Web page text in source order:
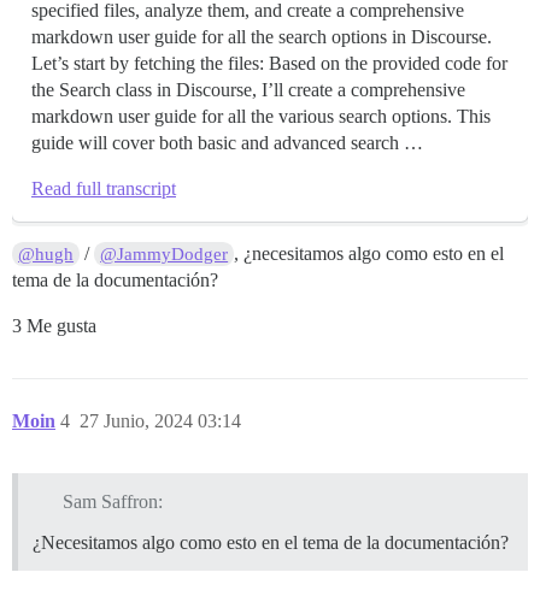
specified files, analyze them, and create a comprehensive
markdown user guide for all the search options in Discourse.
Let’s start by fetching the files: Based on the provided code for
the Search class in Discourse, I’ll create a comprehensive
markdown user guide for all the various search options. This
guide will cover both basic and advanced search …
Read full transcript
@hugh / @JammyDodger , ¿necesitamos algo como esto en el
tema de la documentación?
3 Me gusta
Moin 27 Junio, 2024 03:14
4
Sam Saffron:
¿Necesitamos algo como esto en el tema de la documentación?